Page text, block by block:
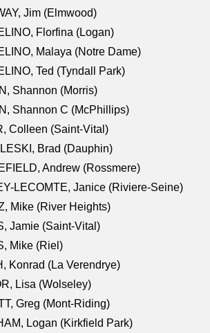
Jim (Elmwood)
Florfina (Logan)
Malaya (Notre Dame)
Ted (Tyndall Park)
Shannon (Morris)
Shannon C (McPhillips)
Colleen (Saint-Vital)
Brad (Dauphin)
Andrew (Rossmere)
LECOMTE, Janice (Riviere-Seine)
Mike (River Heights)
Jamie (Saint-Vital)
Mike (Riel)
Konrad (La Verendrye)
Lisa (Wolseley)
Greg (Mont-Riding)
Logan (Kirkfield Park)